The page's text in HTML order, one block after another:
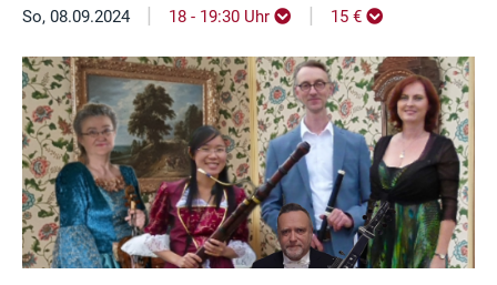
So, 08.09.2024 | 18 - 19:30 Uhr | 15 €